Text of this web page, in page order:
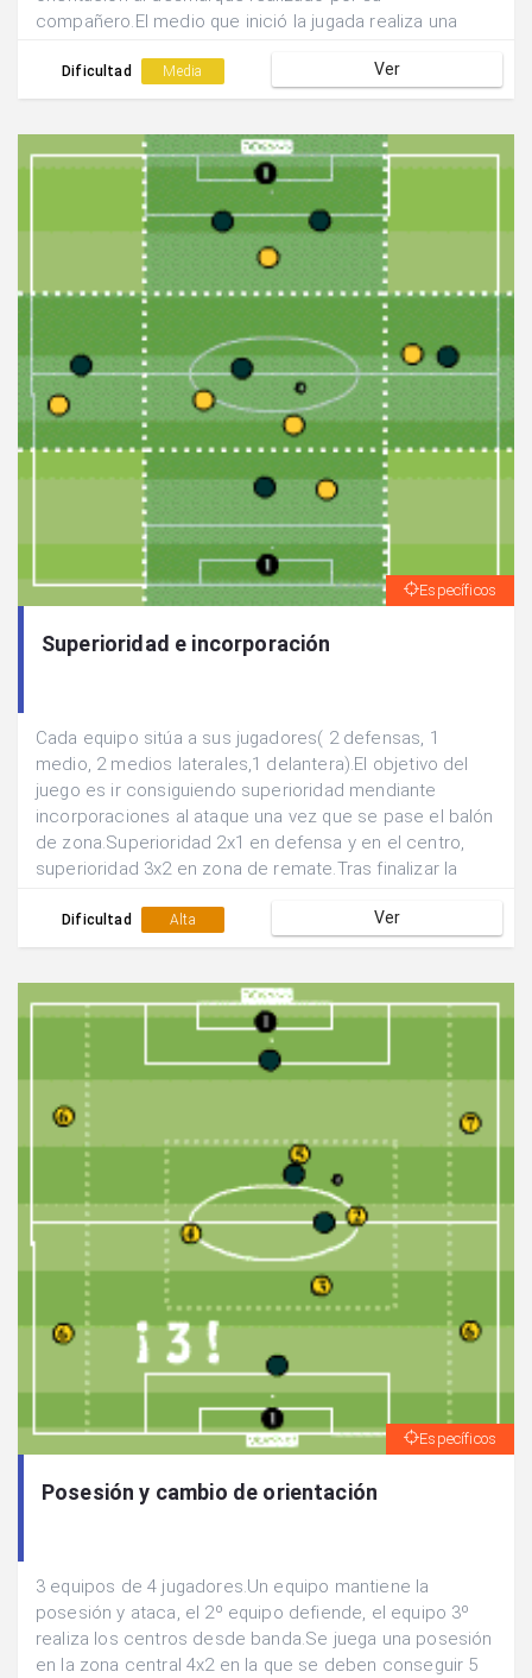
compañero.El medio que inició la jugada realiza una
con tiro lejano la acción.
Dificultad Media Ver
Específicos
Superioridad e incorporación
Cada equipo sitúa a sus jugadores( 2 defensas, 1
medio, 2 medios laterales,1 delantera).El objetivo del
juego es ir consiguiendo superioridad mendiante
incorporaciones al ataque una vez que se pase el balón
de zona.Superioridad 2x1 en defensa y en el centro,
superioridad 3x2 en zona de remate.Tras finalizar la
jugadores.Realizar el juego de manera continuada.
Dificultad Alta Ver
Específicos
Posesión y cambio de orientación
3 equipos de 4 jugadores.Un equipo mantiene la
posesión y ataca, el 2º equipo defiende, el equipo 3º
realiza los centros desde banda.Se juega una posesión
en la zona central 4x2 en la que se deben conseguir 5